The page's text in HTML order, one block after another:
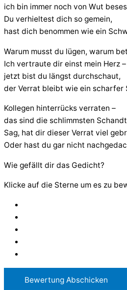
ich bin immer noch von Wut
Du verhieltest dich so gemein,
hast dich benommen wie ein
Warum musst du lügen, warum
Ich vertraute dir einst mein Herz –
jetzt bist du längst durchschaut,
der Verrat bleibt wie ein scharfer
Kollegen hinterrücks verraten –
das sind die schlimmsten
Sag, hat dir dieser Verrat viel
Oder hast du gar nicht
Wie gefällt dir das Gedicht?
Klicke auf die Sterne um es zu
Bewertung Abschicken